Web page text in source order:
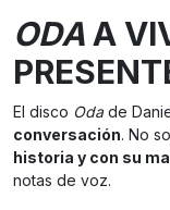
ODAA
El disco Odade
conversación. No
historia y con su
notas de voz.